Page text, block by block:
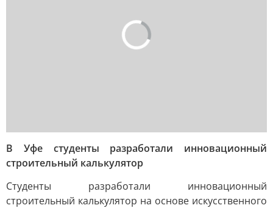
В Уфе студенты разработали инновационный
строительный калькулятор
Студенты разработали инновационный
строительный калькулятор на основе искусственного